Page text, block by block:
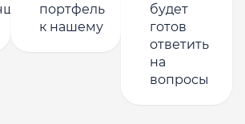
портфель
к нашему
будет
готов
ответить
на
вопросы